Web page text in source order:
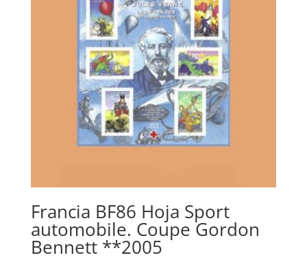
Francia BF86 Hoja Sport
automobile. Coupe Gordon
Bennett **2005